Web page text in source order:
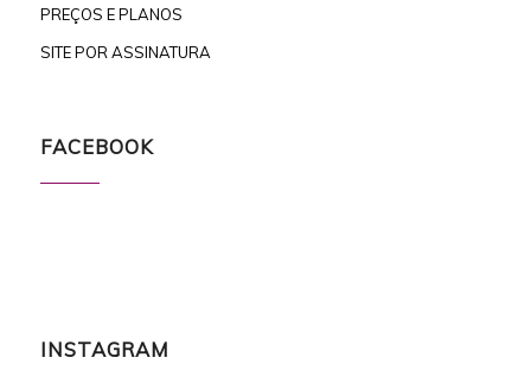
PREÇOS E PLANOS
SITE POR ASSINATURA
FACEBOOK
INSTAGRAM